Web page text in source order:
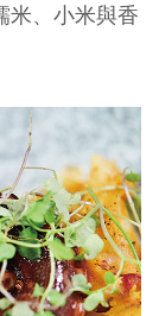
米、小米與香